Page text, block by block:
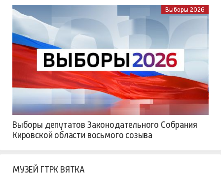
Выборы 2026
Выборы депутатов Законодательного Собрания
Кировской области восьмого созыва
МУЗЕЙ ГТРК ВЯТКА